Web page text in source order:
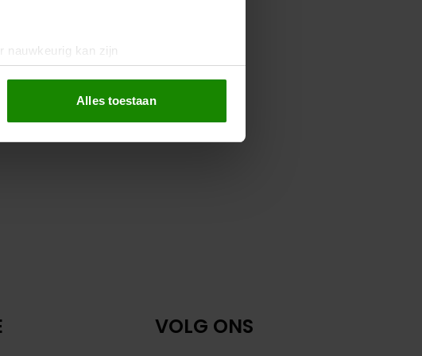
nauwkeurig kan zijn
(fingerprinting)
Alles toestaan
VOLG ONS